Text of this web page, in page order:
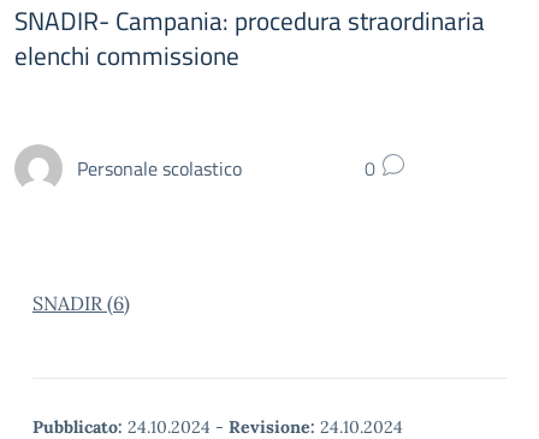
SNADIR- Campania: procedura straordinaria
elenchi commissione
Personale scolastico 0
SNADIR (6)
Pubblicato: 24.10.2024 - Revisione: 24.10.2024